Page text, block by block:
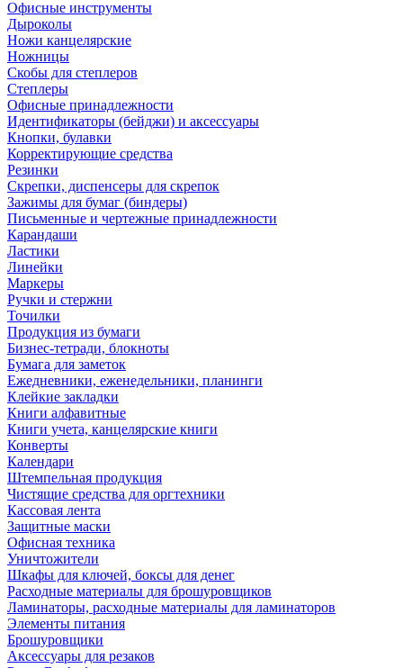
Офисные инструменты
Дыроколы
Ножи канцелярские
Ножницы
Скобы для степлеров
Степлеры
Офисные принадлежности
Идентификаторы (бейджи) и аксессуары
Кнопки, булавки
Корректирующие средства
Резинки
Скрепки, диспенсеры для скрепок
Зажимы для бумаг (биндеры)
Письменные и чертежные принадлежности
Карандаши
Ластики
Линейки
Маркеры
Ручки и стержни
Точилки
Продукция из бумаги
Бизнес-тетради, блокноты
Бумага для заметок
Ежедневники, еженедельники, планинги
Клейкие закладки
Книги алфавитные
Книги учета, канцелярские книги
Конверты
Календари
Штемпельная продукция
Чистящие средства для оргтехники
Кассовая лента
Защитные маски
Офисная техника
Уничтожители
Шкафы для ключей, боксы для денег
Расходные материалы для брошуровщиков
Ламинаторы, расходные материалы для ламинаторов
Элементы питания
Брошуровщики
Аксессуары для резаков